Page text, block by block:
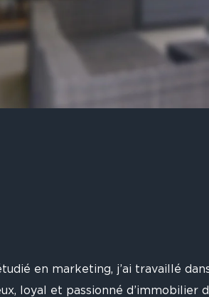
en marketing, j’ai travaillé
loyal et passionné d’immobilier